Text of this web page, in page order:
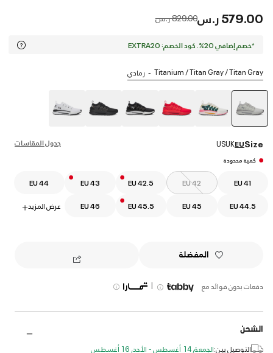
579.00 ر.س Price reduced from
829.00 ر.س to
*خصم إضافي 20%. كود الخصم: EXTRA20
Titanium / Titan Gray / Titan Gray رمادي
جدول المقاسات Size
EU
UK
US
كمية محدودة
EU 41
EU 42
EU 42.5
EU 43
EU 44
EU 44.5
EU 45
EU 45.5
EU 46 عرض المزيد+
المفضلة
دفعات بدون فوائد مع |
الشحن
التوصيل بين:الجمعة, 14 أغسطس - الأحد, 16 أغسطس